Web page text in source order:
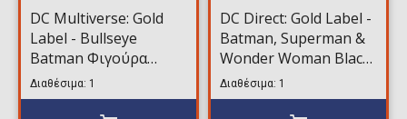
DC Multiverse: Gold
Label - Bullseye
Batman Φιγούρα
Δράσης (18cm)
Platinum Edition
Διαθέσιμα: 1
DC Direct: Gold Label -
Batman, Superman &
Wonder Woman Black
& White Accent Edition
3-Pack Φιγούρες
Διαθέσιμα: 1